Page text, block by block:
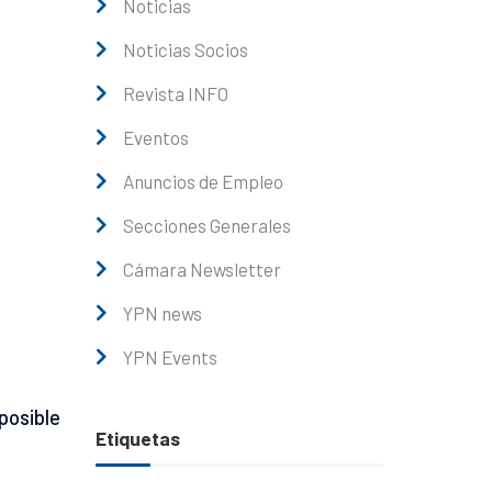
Noticias
Noticias Socios
Revista INFO
Eventos
Anuncios de Empleo
Secciones Generales
Cámara Newsletter
YPN news
YPN Events
Etiquetas